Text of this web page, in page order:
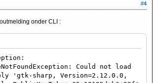
#4
onder CLI :
Could not load
'gtk-sharp, Version=2.12.0.0,